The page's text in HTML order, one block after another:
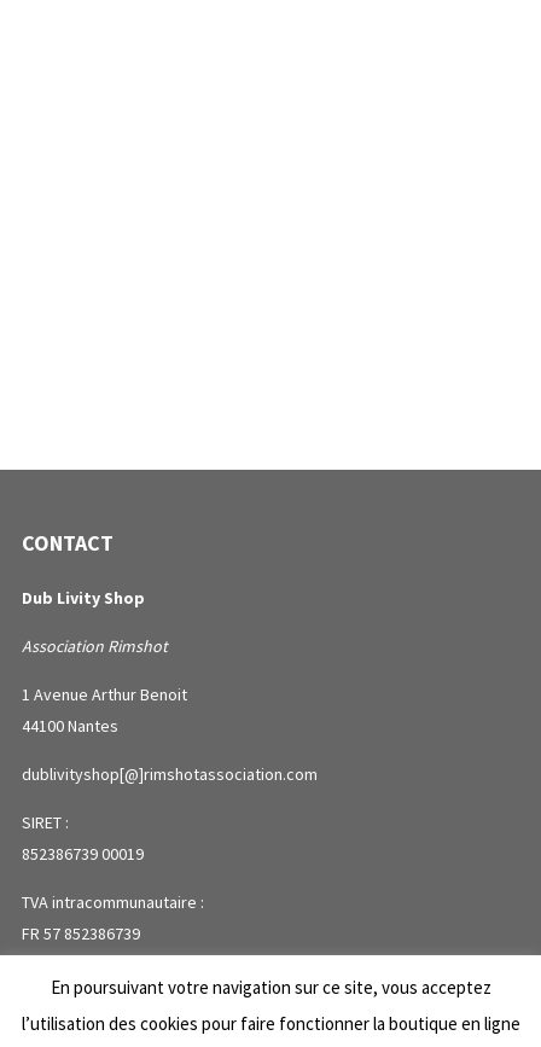
CONTACT
Dub Livity Shop
Association Rimshot
1 Avenue Arthur Benoit
44100 Nantes
dublivityshop[@]rimshotassociation.com
SIRET :
852386739 00019
TVA intracommunautaire :
FR 57 852386739
PLAN DU SITE
En poursuivant votre navigation sur ce site, vous acceptez
l’utilisation des cookies pour faire fonctionner la boutique en ligne